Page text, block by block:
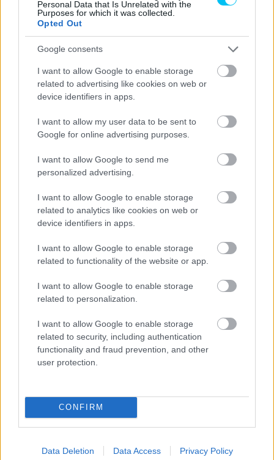
Personal Data that Is Unrelated with the
Purposes for which it was collected.
Opted Out
Google consents
I want to allow Google to enable storage
related to advertising like cookies on web or
device identifiers in apps.
I want to allow my user data to be sent to
Google for online advertising purposes.
I want to allow Google to send me
personalized advertising.
I want to allow Google to enable storage
related to analytics like cookies on web or
device identifiers in apps.
I want to allow Google to enable storage
related to functionality of the website or app.
I want to allow Google to enable storage
related to personalization.
I want to allow Google to enable storage
related to security, including authentication
functionality and fraud prevention, and other
user protection.
CONFIRM
Data Deletion Data Access Privacy Policy
Pit sebesség szabályozó
Vészleállító
A MotoGP-ben a térded és a könyököd az aszfalton van
több, mint 200 km/h sebességnél ” –hangsúlyozza Pit
Ezért óvatosnak kell lennünk, hogy ezeket a
gépeket ne vigyük túl messzire az alapoktól. Továbbra is a
motorversenyzésre kell koncentrálnunk. Az pedig a
gázadásról, a fékezésről, a gyorsulásról és a
kezelhetőségi jellemzőkről szól. Ezért biztonsági okokból
folyamán kiderül, hogy a rendszer valóban különbséget
tesz-e a köridők tekintetében vagy sem. Mi a KTM-nél
semmiképpen sem szeretnénk egy ilyen rendszert a
motorra szerelni.”
FORRÁS
speedweek.com
CIMKÉK
Első magasságállító KTM
Right Height Device
Jack Miller eljegyezte párját
élen